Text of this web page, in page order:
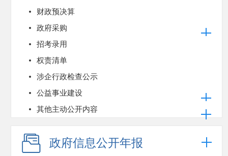
财政预决算
政府采购
招考录用
权责清单
涉企行政检查公示
公益事业建设
其他主动公开内容
政府信息公开年报